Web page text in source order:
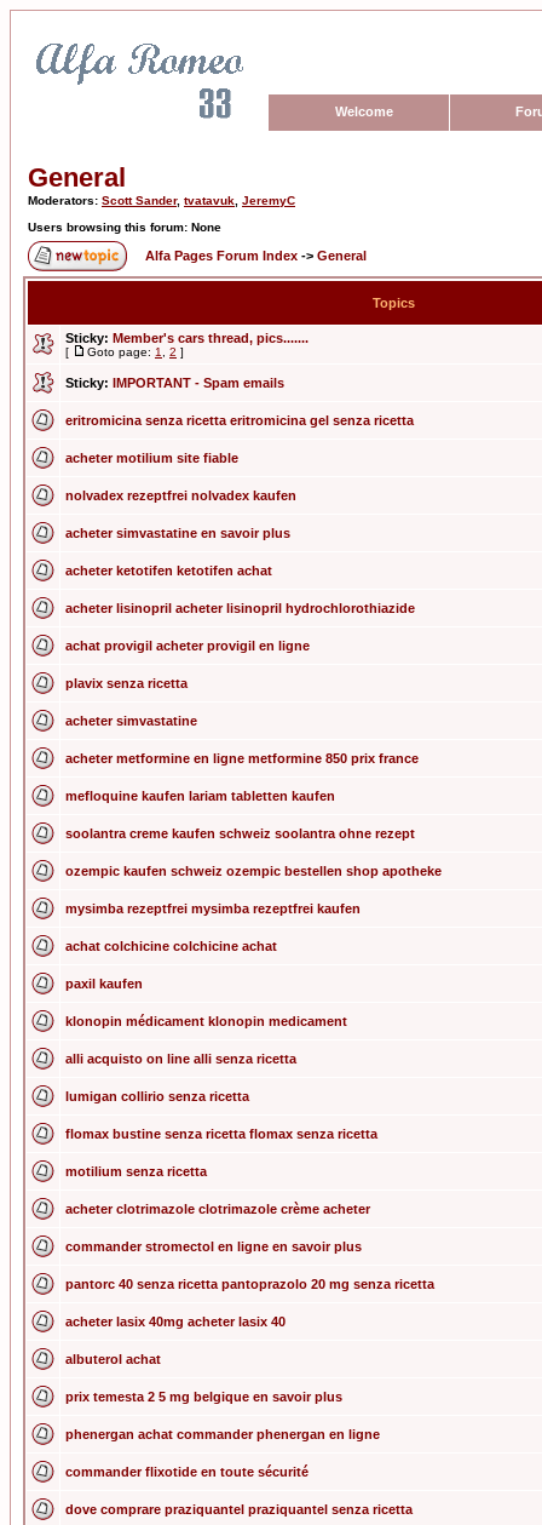
Welcome
General
Moderators: Scott Sander, tvatavuk JeremyC
Users browsing this forum: None
Alfa Pages Forum Index -> General
Topics
Sticky: Member's cars thread, pics.......
[ Goto page: 1 2 ]
Sticky: IMPORTANT - Spam emails
eritromicina senza ricetta eritromicina gel senza ricetta
acheter motilium site fiable
nolvadex rezeptfrei nolvadex kaufen
acheter simvastatine en savoir plus
acheter ketotifen ketotifen achat
acheter lisinopril acheter lisinopril hydrochlorothiazide
achat provigil acheter provigil en ligne
plavix senza ricetta
acheter simvastatine
acheter metformine en ligne metformine 850 prix france
mefloquine kaufen lariam tabletten kaufen
soolantra creme kaufen schweiz soolantra ohne rezept
ozempic kaufen schweiz ozempic bestellen shop apotheke
mysimba rezeptfrei mysimba rezeptfrei kaufen
achat colchicine colchicine achat
paxil kaufen
klonopin médicament klonopin medicament
alli acquisto on line alli senza ricetta
lumigan collirio senza ricetta
flomax bustine senza ricetta flomax senza ricetta
motilium senza ricetta
acheter clotrimazole clotrimazole crème acheter
commander stromectol en ligne en savoir plus
pantorc 40 senza ricetta pantoprazolo 20 mg senza ricetta
acheter lasix 40mg acheter lasix 40
albuterol achat
prix temesta 2 5 mg belgique en savoir plus
phenergan achat commander phenergan en ligne
commander flixotide en toute sécurité
dove comprare praziquantel praziquantel senza ricetta